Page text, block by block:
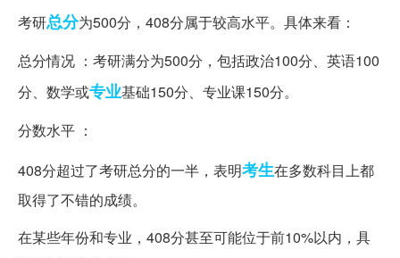
考研总分为500分，408分属于较高水平。具体来看：
总分情况 ：考研满分为500分，包括政治100分、英语100
分、数学或专业基础150分、专业课150分。
分数水平 ：
408分超过了考研总分的一半，表明考生在多数科目上都
取得了不错的成绩。
在某些年份和专业，408分甚至可能位于前10%以内，具